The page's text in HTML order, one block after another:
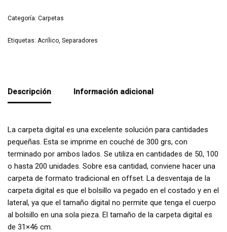
Categoría: Carpetas
Etiquetas: Acrílico Separadores
Descripción Información adicional
La carpeta digital es una excelente solución para cantidades
pequeñas. Esta se imprime en couché de 300 grs, con
terminado por ambos lados. Se utiliza en cantidades de 50, 100
o hasta 200 unidades. Sobre esa cantidad, conviene hacer una
carpeta de formato tradicional en offset. La desventaja de la
carpeta digital es que el bolsillo va pegado en el costado y en el
lateral, ya que el tamaño digital no permite que tenga el cuerpo
al bolsillo en una sola pieza. El tamaño de la carpeta digital es
de 31×46 cm.